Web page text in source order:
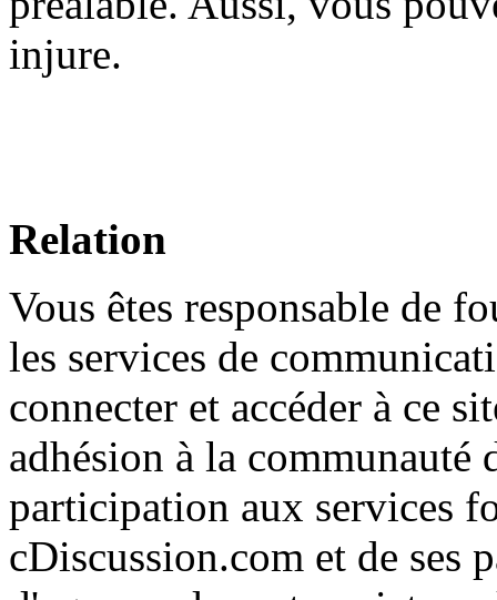
injure.
Relation
Vous êtes responsable de
les services de
connecter et accéder à ce
adhésion à la
participation aux services
cDiscussion.com et de ses